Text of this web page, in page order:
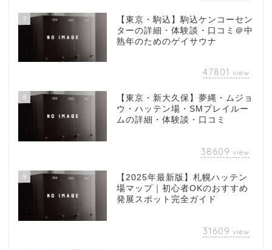
7
【東京・駒込】駒込ケンコーセン
ターの詳細・体験談・口コミ＠中
熟年のためのゲイサウナ
47801 view
8
【東京・新大久保】夢縄・ムジョ
ウ・ハッテン場・SMプレイルー
ムの詳細・体験談・口コミ
38609 view
9
【2025年最新版】札幌ハッテン
場マップ｜初心者OKのおすすめ
発展スポット完全ガイド
31609 view